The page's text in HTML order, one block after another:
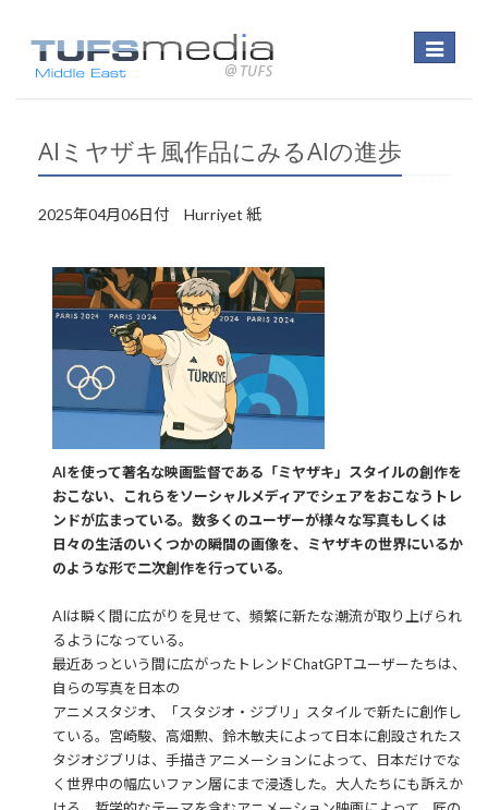
Toggle
AIミヤザキ風作品にみるAIの進歩
2025年04月06日付 Hurriyet 紙
AIを使って著名な映画監督である「ミヤザキ」スタイルの創作を
おこない、これらをソーシャルメディアでシェアをおこなうトレ
ンドが広まっている。数多くのユーザーが様々な写真もしくは
日々の生活のいくつかの瞬間の画像を、ミヤザキの世界にいるか
のような形で二次創作を行っている。
AIは瞬く間に広がりを見せて、頻繁に新たな潮流が取り上げられ
るようになっている。
最近あっという間に広がったトレンドChatGPTユーザーたちは、
自らの写真を日本の
アニメスタジオ、「スタジオ・ジブリ」スタイルで新たに創作し
ている。宮崎駿、高畑勲、鈴木敏夫によって日本に創設されたス
タジオジブリは、手描きアニメーションによって、日本だけでな
く世界中の幅広いファン層にまで浸透した。大人たちにも訴えか